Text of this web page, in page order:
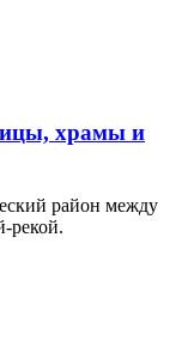
храмы и
район между
рекой.